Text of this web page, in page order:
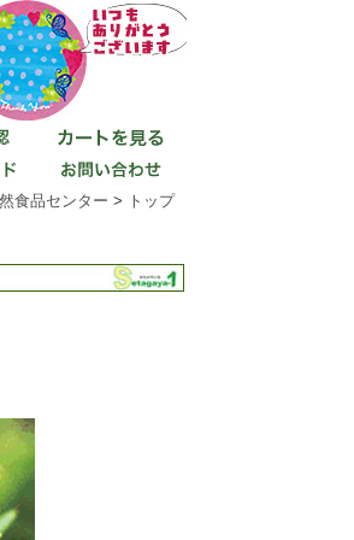
食品センター > トップ